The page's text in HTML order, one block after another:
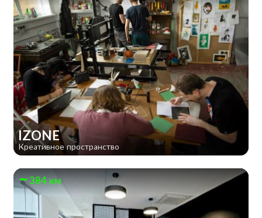
IZONE
Креативное пространство
384 км